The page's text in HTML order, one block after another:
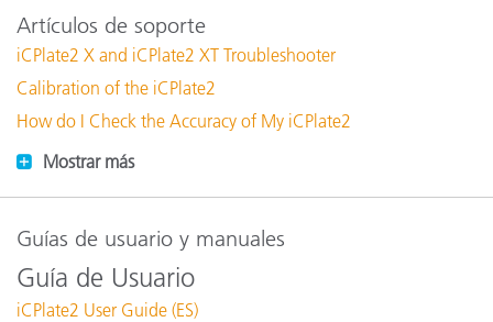
Artículos de soporte
iCPlate2 X and iCPlate2 XT Troubleshooter
Calibration of the iCPlate2
How do I Check the Accuracy of My iCPlate2
Mostrar más
Guías de usuario y manuales
Guía de Usuario
iCPlate2 User Guide (ES)